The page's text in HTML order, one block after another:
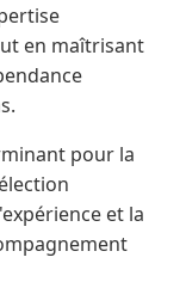
en maîtrisant
pour la
et la